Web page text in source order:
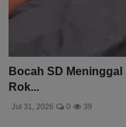
Bocah SD
Rok...
Jul 31, 2026 0 39